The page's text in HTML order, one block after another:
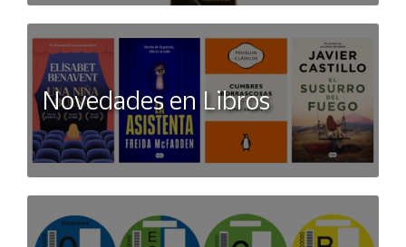
Novedades en Libros